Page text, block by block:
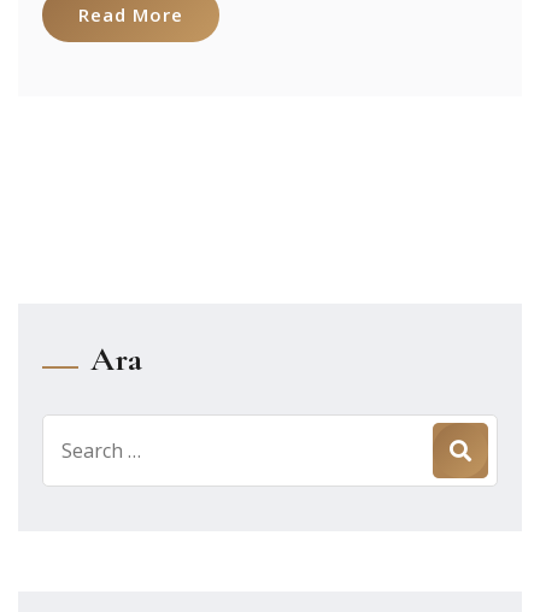
Read More
Ara
for: